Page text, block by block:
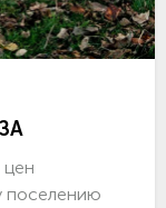
поселению